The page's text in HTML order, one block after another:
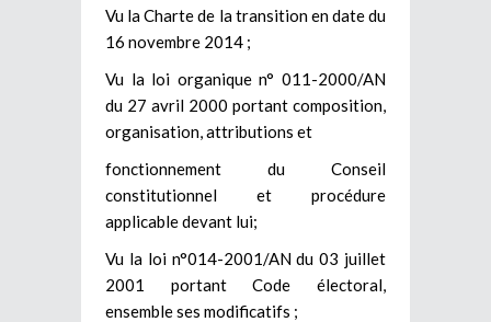
Vu la Charte de la transition en date du
16 novembre 2014 ;
Vu la loi organique n° 011-2000/AN
du 27 avril 2000 portant composition,
organisation, attributions et
fonctionnement du Conseil
constitutionnel et procédure
applicable devant lui;
Vu la loi n°014-2001/AN du 03 juillet
2001 portant Code électoral,
ensemble ses modificatifs ;